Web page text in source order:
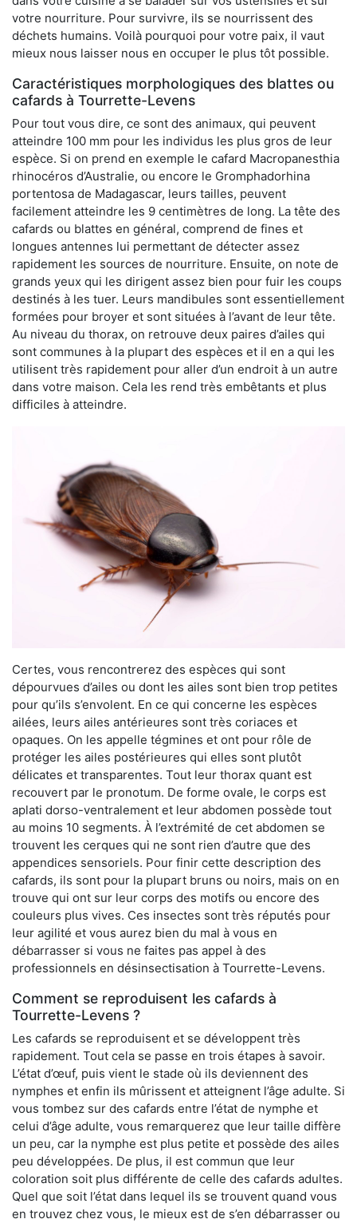
votre nourriture. Pour survivre, ils se nourrissent des
déchets humains. Voilà pourquoi pour votre paix, il vaut
mieux nous laisser nous en occuper le plus tôt possible.
Caractéristiques morphologiques des blattes ou
cafards à Tourrette-Levens
Pour tout vous dire, ce sont des animaux, qui peuvent
atteindre 100 mm pour les individus les plus gros de leur
espèce. Si on prend en exemple le cafard Macropanesthia
rhinocéros d’Australie, ou encore le Gromphadorhina
portentosa de Madagascar, leurs tailles, peuvent
facilement atteindre les 9 centimètres de long. La tête des
cafards ou blattes en général, comprend de fines et
longues antennes lui permettant de détecter assez
rapidement les sources de nourriture. Ensuite, on note de
grands yeux qui les dirigent assez bien pour fuir les coups
destinés à les tuer. Leurs mandibules sont essentiellement
formées pour broyer et sont situées à l’avant de leur tête.
Au niveau du thorax, on retrouve deux paires d’ailes qui
sont communes à la plupart des espèces et il en a qui les
utilisent très rapidement pour aller d’un endroit à un autre
dans votre maison. Cela les rend très embêtants et plus
difficiles à atteindre.
Certes, vous rencontrerez des espèces qui sont
dépourvues d’ailes ou dont les ailes sont bien trop petites
pour qu’ils s’envolent. En ce qui concerne les espèces
ailées, leurs ailes antérieures sont très coriaces et
opaques. On les appelle tégmines et ont pour rôle de
protéger les ailes postérieures qui elles sont plutôt
délicates et transparentes. Tout leur thorax quant est
recouvert par le pronotum. De forme ovale, le corps est
aplati dorso-ventralement et leur abdomen possède tout
au moins 10 segments. À l’extrémité de cet abdomen se
trouvent les cerques qui ne sont rien d’autre que des
appendices sensoriels. Pour finir cette description des
cafards, ils sont pour la plupart bruns ou noirs, mais on en
trouve qui ont sur leur corps des motifs ou encore des
couleurs plus vives. Ces insectes sont très réputés pour
leur agilité et vous aurez bien du mal à vous en
débarrasser si vous ne faites pas appel à des
professionnels en désinsectisation à Tourrette-Levens.
Comment se reproduisent les cafards à
Tourrette-Levens ?
Les cafards se reproduisent et se développent très
rapidement. Tout cela se passe en trois étapes à savoir.
L’état d’œuf, puis vient le stade où ils deviennent des
nymphes et enfin ils mûrissent et atteignent l’âge adulte. Si
vous tombez sur des cafards entre l’état de nymphe et
celui d’âge adulte, vous remarquerez que leur taille diffère
un peu, car la nymphe est plus petite et possède des ailes
peu développées. De plus, il est commun que leur
coloration soit plus différente de celle des cafards adultes.
Quel que soit l’état dans lequel ils se trouvent quand vous
en trouvez chez vous, le mieux est de s’en débarrasser ou